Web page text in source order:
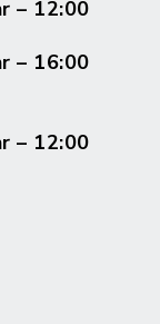
– 12:00
– 16:00
– 12:00